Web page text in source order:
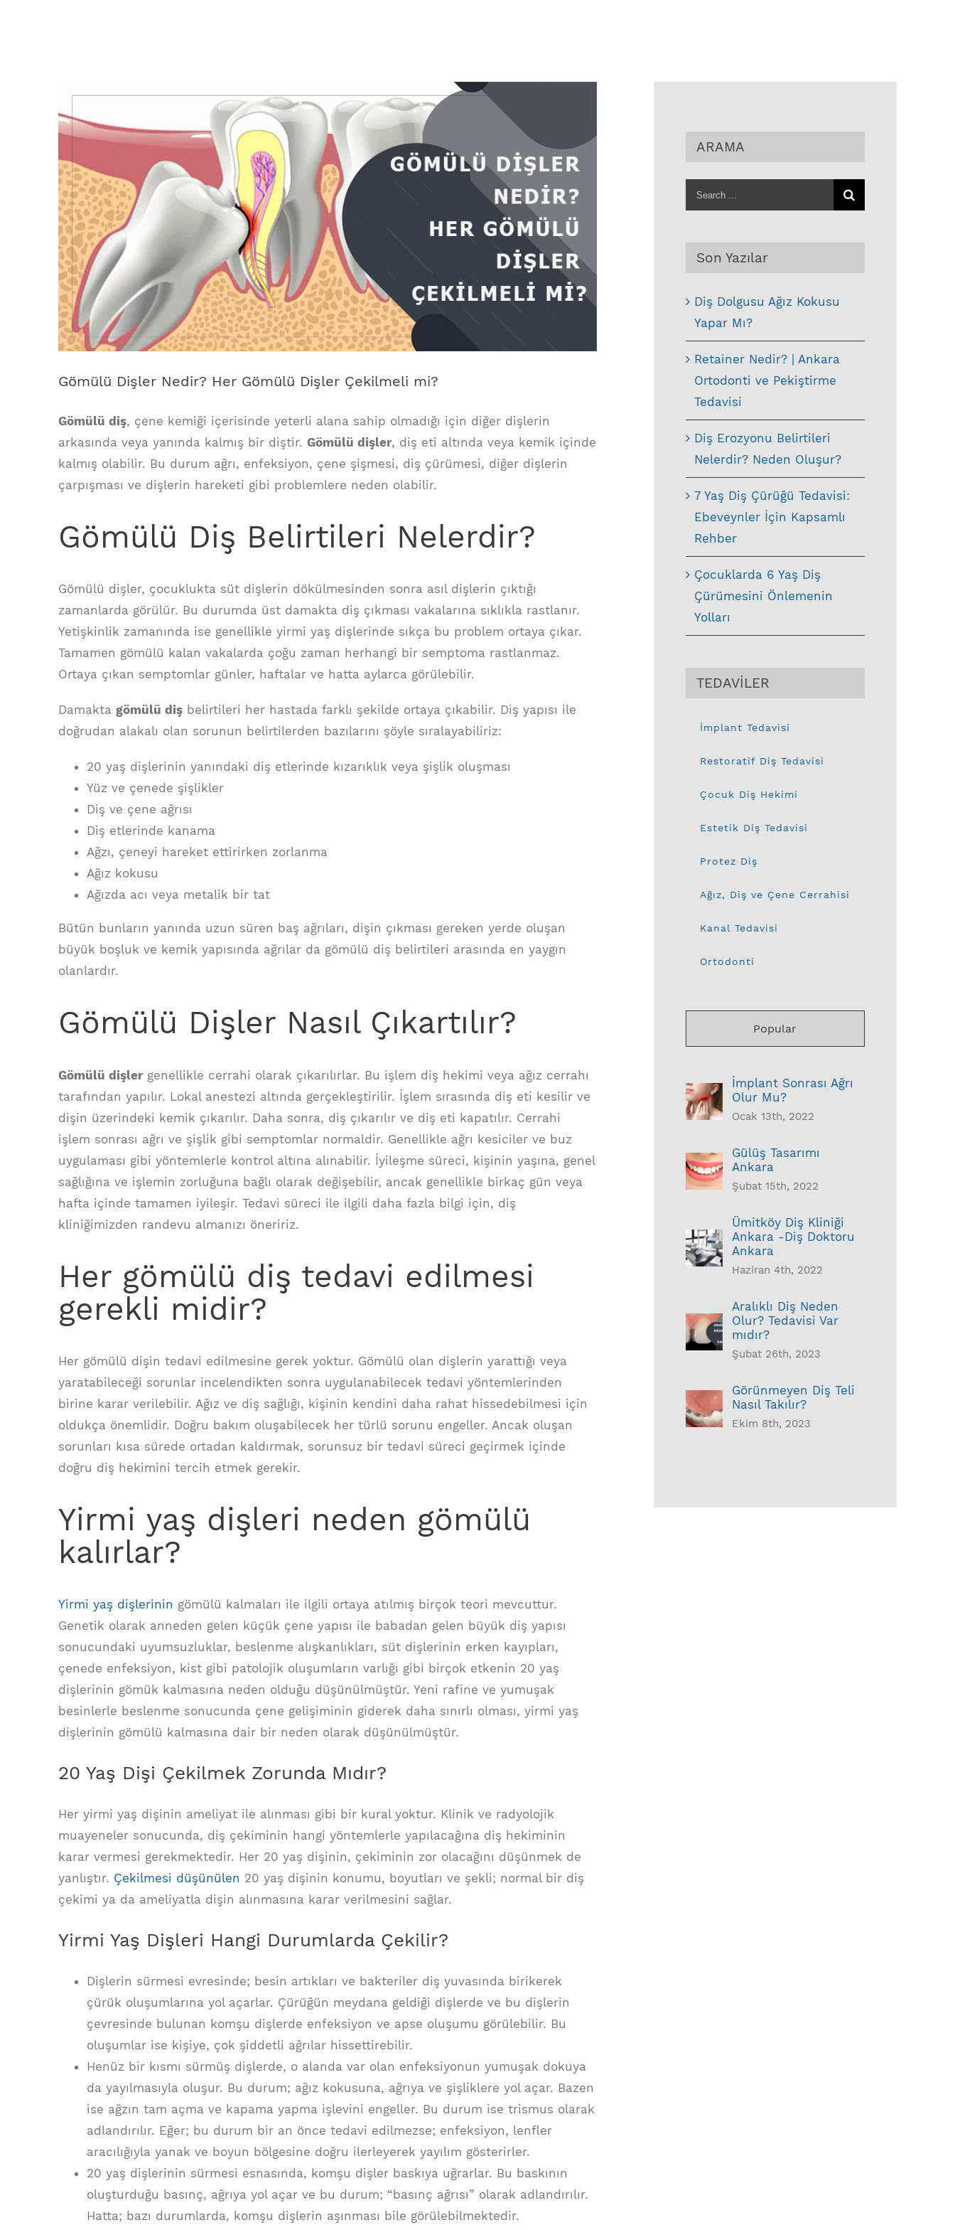
View
Larger
Image
Gömülü Dişler Nedir? Her Gömülü Dişler Çekilmeli mi?
Gömülü diş, çene kemiği içerisinde yeterli alana sahip olmadığı için diğer dişlerin
arkasında veya yanında kalmış bir diştir. Gömülü dişler, diş eti altında veya kemik içinde
kalmış olabilir. Bu durum ağrı, enfeksiyon, çene şişmesi, diş çürümesi, diğer dişlerin
çarpışması ve dişlerin hareketi gibi problemlere neden olabilir.
Gömülü Diş Belirtileri Nelerdir?
Gömülü dişler, çocuklukta süt dişlerin dökülmesinden sonra asıl dişlerin çıktığı
zamanlarda görülür. Bu durumda üst damakta diş çıkması vakalarına sıklıkla rastlanır.
Yetişkinlik zamanında ise genellikle yirmi yaş dişlerinde sıkça bu problem ortaya çıkar.
Tamamen gömülü kalan vakalarda çoğu zaman herhangi bir semptoma rastlanmaz.
Ortaya çıkan semptomlar günler, haftalar ve hatta aylarca görülebilir.
Damakta gömülü diş belirtileri her hastada farklı şekilde ortaya çıkabilir. Diş yapısı ile
doğrudan alakalı olan sorunun belirtilerden bazılarını şöyle sıralayabiliriz:
20 yaş dişlerinin yanındaki diş etlerinde kızarıklık veya şişlik oluşması
Yüz ve çenede şişlikler
Diş ve çene ağrısı
Diş etlerinde kanama
Ağzı, çeneyi hareket ettirirken zorlanma
Ağız kokusu
Ağızda acı veya metalik bir tat
Bütün bunların yanında uzun süren baş ağrıları, dişin çıkması gereken yerde oluşan
büyük boşluk ve kemik yapısında ağrılar da gömülü diş belirtileri arasında en yaygın
olanlardır.
Gömülü Dişler Nasıl Çıkartılır?
Gömülü dişler genellikle cerrahi olarak çıkarılırlar. Bu işlem diş hekimi veya ağız cerrahı
tarafından yapılır. Lokal anestezi altında gerçekleştirilir. İşlem sırasında diş eti kesilir ve
dişin üzerindeki kemik çıkarılır. Daha sonra, diş çıkarılır ve diş eti kapatılır. Cerrahi
işlem sonrası ağrı ve şişlik gibi semptomlar normaldir. Genellikle ağrı kesiciler ve buz
uygulaması gibi yöntemlerle kontrol altına alınabilir. İyileşme süreci, kişinin yaşına, genel
sağlığına ve işlemin zorluğuna bağlı olarak değişebilir, ancak genellikle birkaç gün veya
hafta içinde tamamen iyileşir. Tedavi süreci ile ilgili daha fazla bilgi için, diş
kliniğimizden randevu almanızı öneririz.
Her gömülü diş tedavi edilmesi
gerekli midir?
Her gömülü dişin tedavi edilmesine gerek yoktur. Gömülü olan dişlerin yarattığı veya
yaratabileceği sorunlar incelendikten sonra uygulanabilecek tedavi yöntemlerinden
birine karar verilebilir. Ağız ve diş sağlığı, kişinin kendini daha rahat hissedebilmesi için
oldukça önemlidir. Doğru bakım oluşabilecek her türlü sorunu engeller. Ancak oluşan
sorunları kısa sürede ortadan kaldırmak, sorunsuz bir tedavi süreci geçirmek içinde
doğru diş hekimini tercih etmek gerekir.
Yirmi yaş dişleri neden gömülü
kalırlar?
Yirmi yaş dişlerinin gömülü kalmaları ile ilgili ortaya atılmış birçok teori mevcuttur.
Genetik olarak anneden gelen küçük çene yapısı ile babadan gelen büyük diş yapısı
sonucundaki uyumsuzluklar, beslenme alışkanlıkları, süt dişlerinin erken kayıpları,
çenede enfeksiyon, kist gibi patolojik oluşumların varlığı gibi birçok etkenin 20 yaş
dişlerinin gömük kalmasına neden olduğu düşünülmüştür. Yeni rafine ve yumuşak
besinlerle beslenme sonucunda çene gelişiminin giderek daha sınırlı olması, yirmi yaş
dişlerinin gömülü kalmasına dair bir neden olarak düşünülmüştür.
20 Yaş Dişi Çekilmek Zorunda Mıdır?
Her yirmi yaş dişinin ameliyat ile alınması gibi bir kural yoktur. Klinik ve radyolojik
muayeneler sonucunda, diş çekiminin hangi yöntemlerle yapılacağına diş hekiminin
karar vermesi gerekmektedir. Her 20 yaş dişinin, çekiminin zor olacağını düşünmek de
yanlıştır. Çekilmesi düşünülen 20 yaş dişinin konumu, boyutları ve şekli; normal bir diş
çekimi ya da ameliyatla dişin alınmasına karar verilmesini sağlar.
Yirmi Yaş Dişleri Hangi Durumlarda Çekilir?
Dişlerin sürmesi evresinde; besin artıkları ve bakteriler diş yuvasında birikerek
çürük oluşumlarına yol açarlar. Çürüğün meydana geldiği dişlerde ve bu dişlerin
çevresinde bulunan komşu dişlerde enfeksiyon ve apse oluşumu görülebilir. Bu
oluşumlar ise kişiye, çok şiddetli ağrılar hissettirebilir.
Henüz bir kısmı sürmüş dişlerde, o alanda var olan enfeksiyonun yumuşak dokuya
da yayılmasıyla oluşur. Bu durum; ağız kokusuna, ağrıya ve şişliklere yol açar. Bazen
ise ağzın tam açma ve kapama yapma işlevini engeller. Bu durum ise trismus olarak
adlandırılır. Eğer; bu durum bir an önce tedavi edilmezse; enfeksiyon, lenfler
aracılığıyla yanak ve boyun bölgesine doğru ilerleyerek yayılım gösterirler.
20 yaş dişlerinin sürmesi esnasında, komşu dişler baskıya uğrarlar. Bu baskının
oluşturduğu basınç, ağrıya yol açar ve bu durum; “basınç ağrısı” olarak adlandırılır.
Hatta; bazı durumlarda, komşu dişlerin aşınması bile görülebilmektedir.
ARAMA
Search
for:
Son Yazılar
Diş Dolgusu Ağız Kokusu
Yapar Mı?
Retainer Nedir? | Ankara
Ortodonti ve Pekiştirme
Tedavisi
Diş Erozyonu Belirtileri
Nelerdir? Neden Oluşur?
7 Yaş Diş Çürüğü Tedavisi:
Ebeveynler İçin Kapsamlı
Rehber
Çocuklarda 6 Yaş Diş
Çürümesini Önlemenin
Yolları
TEDAVİLER
İmplant Tedavisi
Restoratif Diş Tedavisi
Çocuk Diş Hekimi
Estetik Diş Tedavisi
Protez Diş
Ağız, Diş ve Çene Cerrahisi
Kanal Tedavisi
Ortodonti
Popular
İmplant Sonrası Ağrı
Olur Mu?
Ocak 13th, 2022
Gülüş Tasarımı
Ankara
Şubat 15th, 2022
Ümitköy Diş Kliniği
Ankara -Diş Doktoru
Ankara
Haziran 4th, 2022
Aralıklı Diş Neden
Olur? Tedavisi Var
mıdır?
Şubat 26th, 2023
Görünmeyen Diş Teli
Nasıl Takılır?
Ekim 8th, 2023